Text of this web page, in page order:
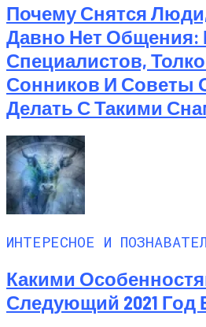
Почему Снятся
Давно Нет Общения:
Специалистов,
Сонников И Советы
Делать С Такими
ИНТЕРЕСНОЕ И
Какими
Следующий 2021 Год